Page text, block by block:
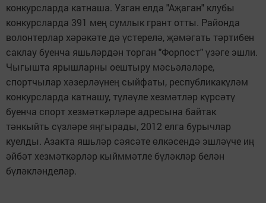
конкурсларда катнаша. Узган елда "Аҗаган" клубы
конкурсларда 391 мең сумлык грант отты. Районда
волонтерлар хәрәкәте дә үстерелә, җәмәгать тәртибен
саклау буенча яшьләрдән торган "Форпост" үзәге эшли.
Чыгышта ярышларны оештыру мәсьәләләре,
спортчылар хәзерләүнең сыйфаты, республикакүләм
конкурсларда катнашу, түләүле хезмәтләр күрсәтү
буенча спорт хезмәткәрләре адресына байтак
тәнкыйть сүзләре яңгырады, 2012 елга бурычлар
куелды. Азакта яшьләр сәясәте өлкәсендә эшләүче иң
әйбәт хезмәткәрләр кыйммәтле бүләкләр белән
бүләкләнделәр.